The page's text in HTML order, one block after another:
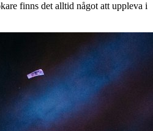
finns det alltid något att uppleva i